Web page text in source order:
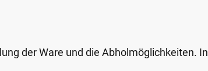
der Ware und die Abholmöglichkeiten. In